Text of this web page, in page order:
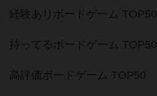
経験ありボードゲーム TOP50
持ってるボードゲーム TOP50
高評価ボードゲーム TOP50